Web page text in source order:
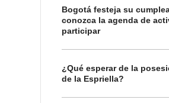
Bogotá festeja su
conozca la agenda de
participar
¿Qué esperar de la
de la Espriella?